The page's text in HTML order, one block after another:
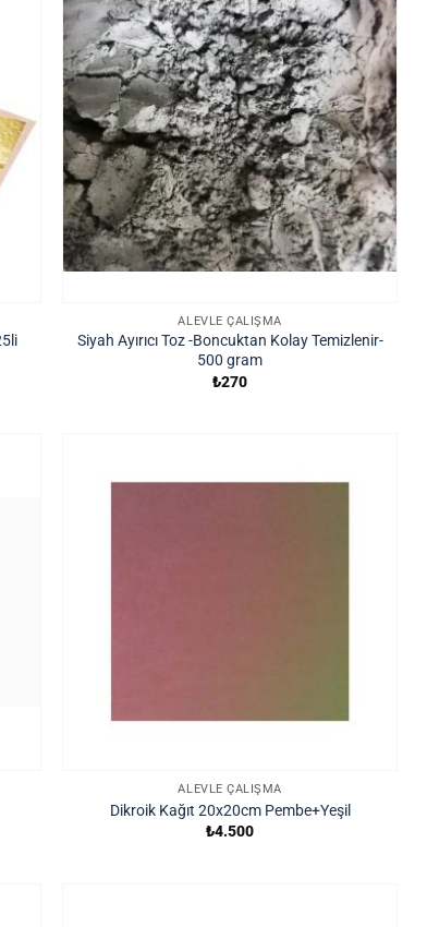
ALEVLE ÇALIŞMA
Siyah Ayırıcı Toz -Boncuktan Kolay Temizlenir-
500 gram
₺270
ALEVLE ÇALIŞMA
Dikroik Kağıt 20x20cm Pembe+Yeşil
₺4.500